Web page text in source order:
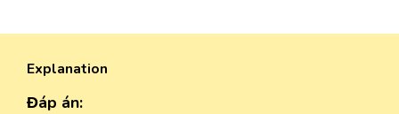
Explanation
Đáp án: